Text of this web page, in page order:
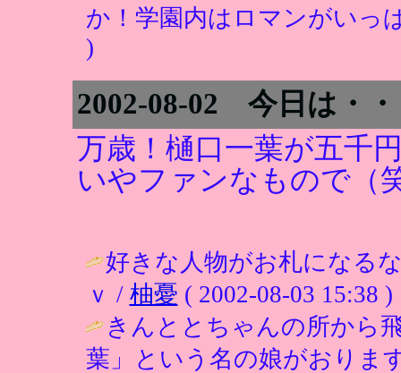
か！学園内はロマンがいっ
)
2002-08-02 今日は・
万歳！樋口一葉が五千
いやファンなもので（
好きな人物がお札になる
ｖ / 柚憂 ( 2002-08-03 15:38 )
きんととちゃんの所から
葉」という名の娘がおりま